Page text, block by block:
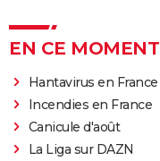
EN CE MOMENT
Hantavirus en France
Incendies en France
Canicule d'août
La Liga sur DAZN